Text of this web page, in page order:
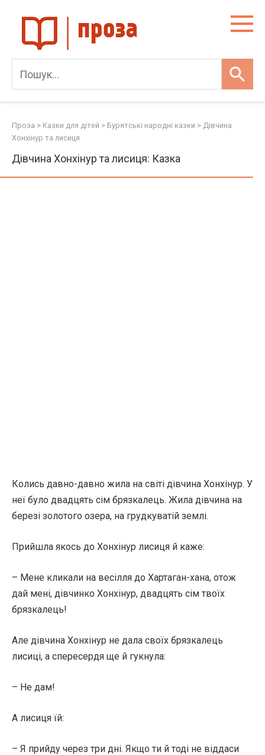
content
Проза > Казки для дітей > Бурятські народні казки > Дівчина
Хонхінур та лисиця
Дівчина Хонхінур та лисиця: Казка
Колись давно-давно жила на світі дівчина Хонхінур. У
неї було двадцять сім брязкалець. Жила дівчина на
березі золотого озера, на грудкуватій землі.
Прийшла якось до Хонхінур лисиця й каже:
– Мене кликали на весілля до Хартаган-хана, отож
дай мені, дівчинко Хонхінур, двадцять сім твоїх
брязкалець!
Але дівчина Хонхінур не дала своїх брязкалець
лисиці, а спересердя ще й гукнула:
– Не дам!
А лисиця їй:
– Я прийду через три дні. Якщо ти й тоді не віддаси